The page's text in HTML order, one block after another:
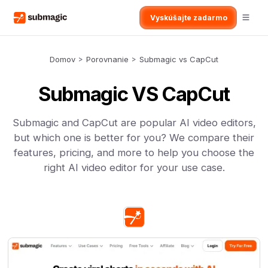
Vyskúšajte zadarmo
Domov > Porovnanie > Submagic vs CapCut
Submagic VS CapCut
Submagic and CapCut are popular AI video editors,
but which one is better for you? We compare their
features, pricing, and more to help you choose the
right AI video editor for your use case.